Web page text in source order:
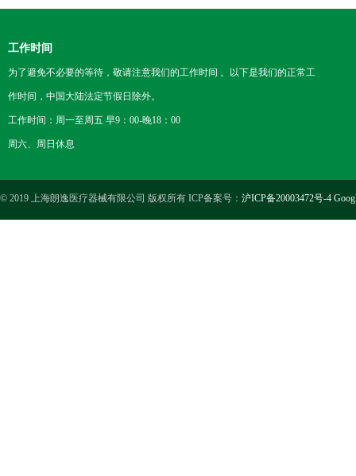
工作时间
为了避免不必要的等待，敬请注意我们的工作时间 。以下是我们的正常工
作时间，中国大陆法定节假日除外。
工作时间：周一至周五 早9：00-晚18：00
周六、周日休息
© 2019 上海朗逸医疗器械有限公司 版权所有 ICP备案号： 沪ICP备20003472号-4